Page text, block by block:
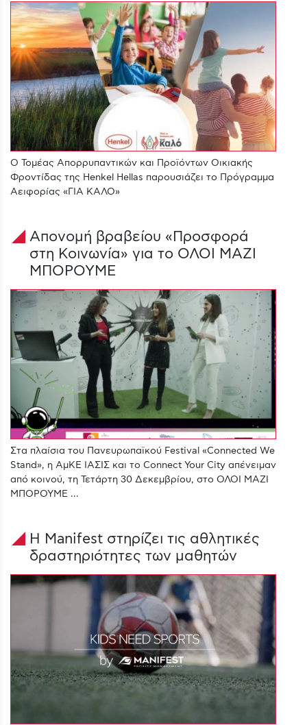
O Τομέας Απορρυπαντικών και Προϊόντων Οικιακής
Φροντίδας της Henkel Hellas παρουσιάζει το Πρόγραμμα
Αειφορίας «ΓΙΑ ΚΑΛΟ»
signal_cellular_4_bar Απονομή βραβείου «Προσφορά
στη Κοινωνία» για το ΟΛΟΙ ΜΑΖΙ
ΜΠΟΡΟΥΜΕ
Στα πλαίσια του Πανευρωπαϊκού Festival «Connected We
Stand», η ΑμΚΕ ΙΑΣΙΣ και το Connect Your City απένειμαν
από κοινού, τη Τετάρτη 30 Δεκεμβρίου, στο ΟΛΟΙ ΜΑΖΙ
ΜΠΟΡΟΥΜΕ ...
signal_cellular_4_bar Η Manifest στηρίζει τις αθλητικές
δραστηριότητες των μαθητών